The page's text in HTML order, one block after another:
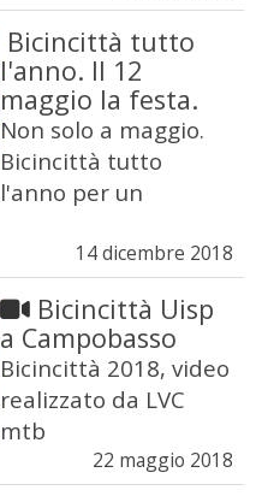
Bicincittà tutto
l'anno. Il 12
maggio la festa.
Non solo a maggio.
Bicincittà tutto
l'anno per un
14 dicembre 2018
Bicincittà Uisp
a Campobasso
Bicincittà 2018, video
realizzato da LVC
mtb
22 maggio 2018